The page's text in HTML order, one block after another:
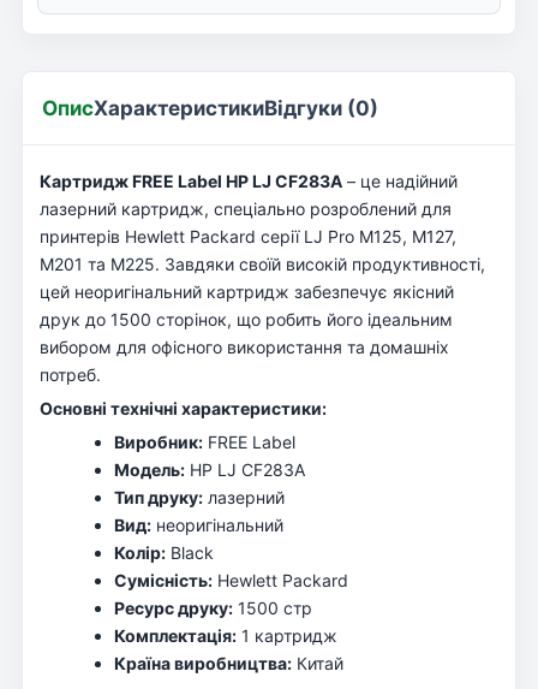
ОписХарактеристикиВідгуки (0)
Картридж FREE Label HP LJ CF283A – це надійний
лазерний картридж, спеціально розроблений для
принтерів Hewlett Packard серії LJ Pro M125, M127,
M201 та M225. Завдяки своїй високій продуктивності,
цей неоригінальний картридж забезпечує якісний
друк до 1500 сторінок, що робить його ідеальним
вибором для офісного використання та домашніх
потреб.
Основні технічні характеристики:
Виробник: FREE Label
Модель: HP LJ CF283A
Тип друку: лазерний
Вид: неоригінальний
Колір: Black
Сумісність: Hewlett Packard
Ресурс друку: 1500 стр
Комплектація: 1 картридж
Країна виробництва: Китай